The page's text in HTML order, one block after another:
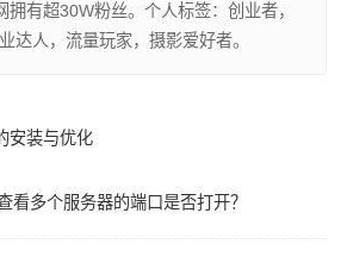
拥有超30W粉丝。个人标签：创业者，
达人，流量玩家，摄影爱好者。
安装与优化
看多个服务器的端口是否打开？